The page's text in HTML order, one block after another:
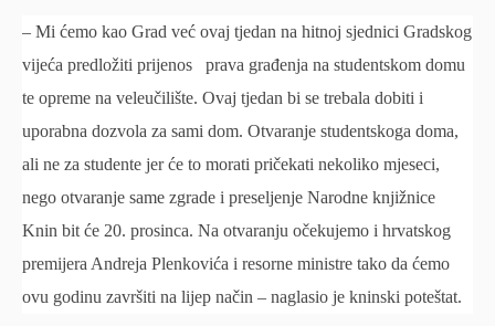
– Mi ćemo kao Grad već ovaj tjedan na hitnoj sjednici Gradskog
vijeća predložiti prijenos prava građenja na studentskom domu
te opreme na veleučilište. Ovaj tjedan bi se trebala dobiti i
uporabna dozvola za sami dom. Otvaranje studentskoga doma,
ali ne za studente jer će to morati pričekati nekoliko mjeseci,
nego otvaranje same zgrade i preseljenje Narodne knjižnice
Knin bit će 20. prosinca. Na otvaranju očekujemo i hrvatskog
premijera Andreja Plenkovića i resorne ministre tako da ćemo
ovu godinu završiti na lijep način – naglasio je kninski poteštat.